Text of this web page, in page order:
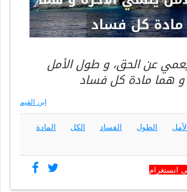
عن الحق، و طول الأمل
و هما مادة كل فساد
ابن القيم
الطول الفساد الكل المادة
انستغرام